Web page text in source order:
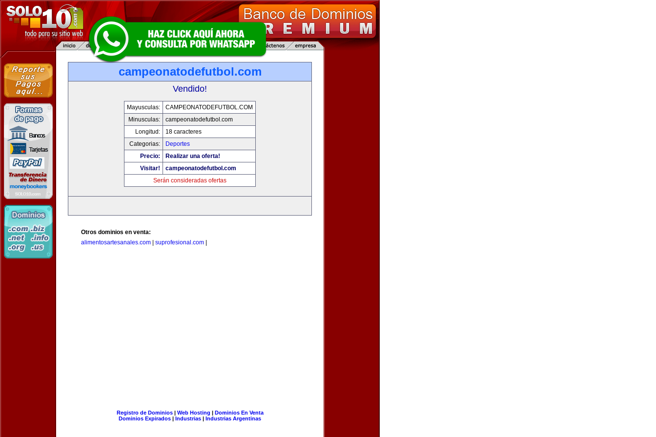
campeonatodefutbol.com
Vendido!
Mayusculas:
CAMPEONATODEFUTBOL.COM
Minusculas:
campeonatodefutbol.com
Longitud:
18 caracteres
Categorias:
Deportes
Precio:
Realizar una oferta!
Visitar!
campeonatodefutbol.com
Serán consideradas ofertas
Otros dominios en venta:
alimentosartesanales.com
suprofesional.com
Registro de Dominios| Web Hosting | Dominios En Venta
Dominios Expirados | Industrias | Industrias Argentinas